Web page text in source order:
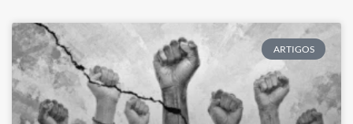
ARTIGOS